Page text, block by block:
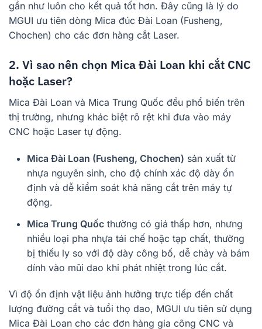
gần như luôn cho kết quả tốt hơn. Đây cũng là lý do
MGUI ưu tiên dòng Mica đúc Đài Loan (Fusheng,
Chochen) cho các đơn hàng cắt Laser.
2. Vì sao nên chọn Mica Đài Loan khi cắt CNC
hoặc Laser?
Mica Đài Loan và Mica Trung Quốc đều phổ biến trên
thị trường, nhưng khác biệt rõ rệt khi đưa vào máy
CNC hoặc Laser tự động.
Mica Đài Loan (Fusheng, Chochen) sản xuất từ
nhựa nguyên sinh, cho độ chính xác độ dày ổn
định và dễ kiểm soát khả năng cắt trên máy tự
động.
Mica Trung Quốcthường có giá thấp hơn, nhưng
nhiều loại pha nhựa tái chế hoặc tạp chất, thường
bị thiếu ly so với độ dày công bố, dễ chảy và bám
dính vào mũi dao khi phát nhiệt trong lúc cắt.
Vì độ ổn định vật liệu ảnh hưởng trực tiếp đến chất
lượng đường cắt và tuổi thọ dao, MGUI ưu tiên sử dụng
Mica Đài Loan cho các đơn hàng gia công CNC và